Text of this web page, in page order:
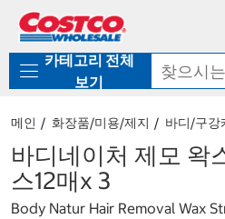
로
기
가
카테고리 전체
보기
메인 화장품/미용/제지 바디/구강
바디네이처 제모 왁
스12매x 3
Body Natur Hair Removal Wax